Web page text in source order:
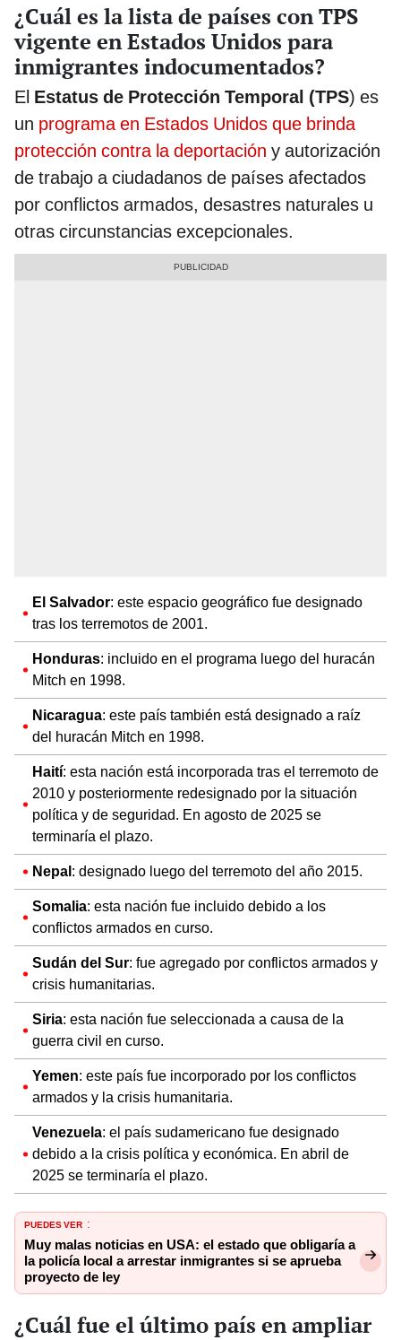
¿Cuál es la lista de países con TPS
vigente en Estados Unidos para
inmigrantes indocumentados?
El Estatus de Protección Temporal (TPS) es
un programa en Estados Unidos que brinda
protección contra la deportación y autorización
de trabajo a ciudadanos de países afectados
por conflictos armados, desastres naturales u
otras circunstancias excepcionales.
El Salvador: este espacio geográfico fue designado
tras los terremotos de 2001.
Honduras: incluido en el programa luego del huracán
Mitch en 1998.
Nicaragua: este país también está designado a raíz
del huracán Mitch en 1998.
Haití: esta nación está incorporada tras el terremoto de
2010 y posteriormente redesignado por la situación
política y de seguridad. En agosto de 2025 se
terminaría el plazo.
Nepal: designado luego del terremoto del año 2015.
Somalia: esta nación fue incluido debido a los
conflictos armados en curso.
Sudán del Sur: fue agregado por conflictos armados y
crisis humanitarias.
Siria: esta nación fue seleccionada a causa de la
guerra civil en curso.
Yemen: este país fue incorporado por los conflictos
armados y la crisis humanitaria.
Venezuela: el país sudamericano fue designado
debido a la crisis política y económica. En abril de
2025 se terminaría el plazo.
PUEDES VER :
Muy malas noticias en USA: el estado que obligaría a
la policía local a arrestar inmigrantes si se aprueba
proyecto de ley
¿Cuál fue el último país en ampliar